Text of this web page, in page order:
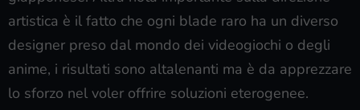
artistica è il fatto che ogni blade raro ha un diverso
designer preso dal mondo dei videogiochi o degli
anime, i risultati sono altalenanti ma è da apprezzare
lo sforzo nel voler offrire soluzioni eterogenee.